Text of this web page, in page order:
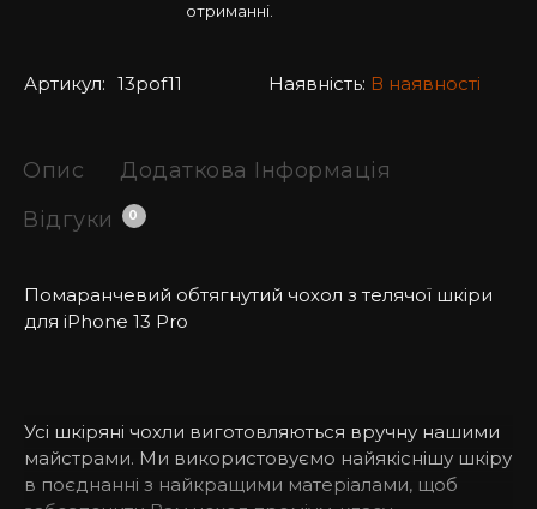
отриманні.
Артикул: 13pof11 Наявність: В наявності
Опис
Додаткова Інформація
Відгуки
0
Помаранчевий обтягнутий чохол з телячої шкіри
для iPhone 13 Pro
Усі шкіряні чохли виготовляються вручну нашими
майстрами. Ми використовуємо найякіснішу шкіру
в поєднанні з найкращими матеріалами, щоб